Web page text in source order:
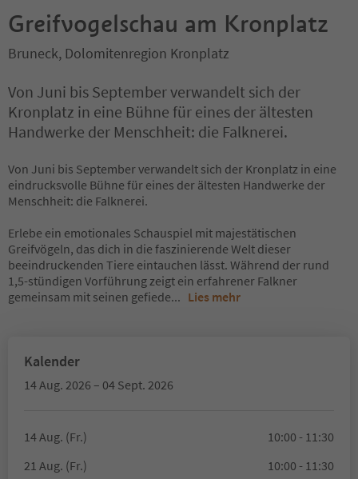
Greifvogelschau am Kronplatz
Bruneck, Dolomitenregion Kronplatz
Von Juni bis September verwandelt sich der
Kronplatz in eine Bühne für eines der ältesten
Handwerke der Menschheit: die Falknerei.
Von Juni bis September verwandelt sich der Kronplatz in eine
eindrucksvolle Bühne für eines der ältesten Handwerke der
Menschheit: die Falknerei.
Erlebe ein emotionales Schauspiel mit majestätischen
Greifvögeln, das dich in die faszinierende Welt dieser
beeindruckenden Tiere eintauchen lässt. Während der rund
1,5-stündigen Vorführung zeigt ein erfahrener Falkner
gemeinsam mit seinen gefiede... Lies mehr
Kalender
14 Aug. 2026 – 04 Sept. 2026
14 Aug. (Fr.)
10:00 - 11:30
21 Aug. (Fr.)
10:00 - 11:30